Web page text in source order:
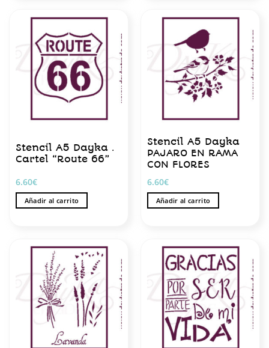
Stencil A5 Dayka .
Cartel “Route 66”
6.60€
Añadir al carrito
Stencil A5 Dayka
PAJARO EN RAMA
CON FLORES
6.60€
Añadir al carrito